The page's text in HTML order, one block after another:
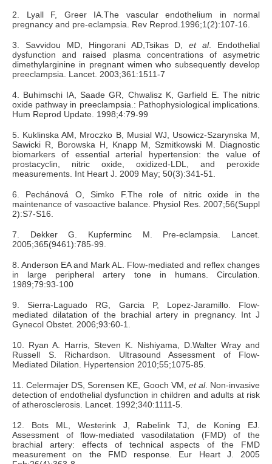
2. Lyall F, Greer IA.The vascular endothelium in normal
pregnancy and pre-eclampsia. Rev Reprod.1996;1(2):107-16.
3. Savvidou MD, Hingorani AD,Tsikas D,et al. Endothelial
dysfunction and raised plasma concentrations of asymetric
dimethylarginine in pregnant wimen who subsequently develop
preeclampsia. Lancet. 2003;361:1511-7
4. Buhimschi IA, Saade GR, Chwalisz K, Garfield E. The nitric
oxide pathway in preeclampsia.: Pathophysiological implications.
Hum Reprod Update. 1998;4:79-99
5. Kuklinska AM, Mroczko B, Musial WJ, Usowicz-Szarynska M,
Sawicki R, Borowska H, Knapp M, Szmitkowski M. Diagnostic
biomarkers of essential arterial hypertension: the value of
prostacyclin, nitric oxide, oxidized-LDL, and peroxide
measurements. Int Heart J. 2009 May; 50(3):341-51.
6. Pechánová O, Simko F.The role of nitric oxide in the
maintenance of vasoactive balance. Physiol Res. 2007;56(Suppl
2):S7-S16.
7. Dekker G. Kupferminc M. Pre-eclampsia. Lancet.
2005;365(9461):785-99.
8. Anderson EA and Mark AL. Flow-mediated and reflex changes
in large peripheral artery tone in humans. Circulation.
1989;79:93-100
9. Sierra-Laguado RG, Garcia P, Lopez-Jaramillo. Flow-
mediated dilatation of the brachial artery in pregnancy. Int J
Gynecol Obstet. 2006;93:60-1.
10. Ryan A. Harris, Steven K. Nishiyama, D.Walter Wray and
Russell S. Richardson. Ultrasound Assessment of Flow-
Mediated Dilation. Hypertension 2010;55;1075-85.
11. Celermajer DS, Sorensen KE, Gooch VM, et al. Non-invasive
detection of endothelial dysfunction in children and adults at risk
of atherosclerosis. Lancet. 1992;340:1111-5.
12. Bots ML, Westerink J, Rabelink TJ, de Koning EJ.
Assessment of flow-mediated vasodilatation (FMD) of the
brachial artery: effects of technical aspects of the FMD
measurement on the FMD response. Eur Heart J. 2005